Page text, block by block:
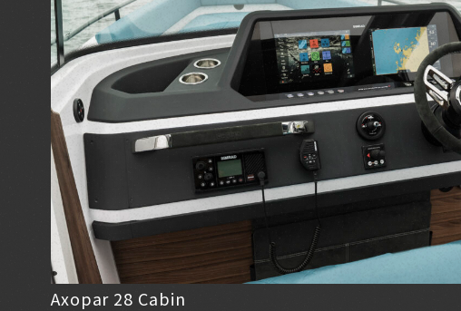
Axopar 28 Cabin